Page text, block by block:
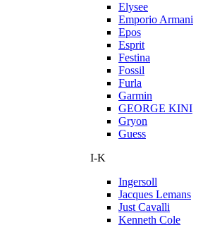
Elysee
Emporio Armani
Epos
Esprit
Festina
Fossil
Furla
Garmin
GEORGE KINI
Gryon
Guess
I-K
Ingersoll
Jacques Lemans
Just Cavalli
Kenneth Cole